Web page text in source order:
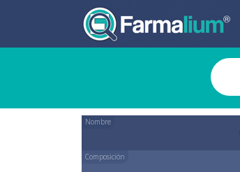
Nombre
Composición